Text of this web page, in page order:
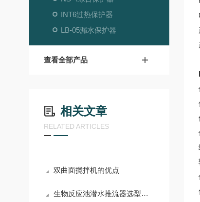
INT6过热保护器
LB-05漏水保护器
查看全部产品
相关文章
RELATED ARTICLES
双曲面搅拌机的优点
生物反应池潜水推流器选型方法